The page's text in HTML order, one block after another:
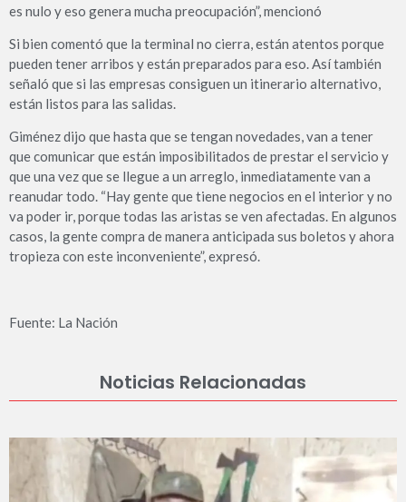
es nulo y eso genera mucha preocupación”, mencionó
Si bien comentó que la terminal no cierra, están atentos porque
pueden tener arribos y están preparados para eso. Así también
señaló que si las empresas consiguen un itinerario alternativo,
están listos para las salidas.
Giménez dijo que hasta que se tengan novedades, van a tener
que comunicar que están imposibilitados de prestar el servicio y
que una vez que se llegue a un arreglo, inmediatamente van a
reanudar todo. “Hay gente que tiene negocios en el interior y no
va poder ir, porque todas las aristas se ven afectadas. En algunos
casos, la gente compra de manera anticipada sus boletos y ahora
tropieza con este inconveniente”, expresó.
Fuente: La Nación
Noticias Relacionadas